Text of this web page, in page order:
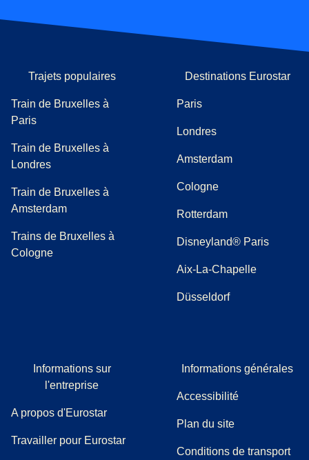
Trajets populaires
Train de Bruxelles à
Paris
Train de Bruxelles à
Londres
Train de Bruxelles à
Amsterdam
Trains de Bruxelles à
Cologne
Destinations Eurostar
Paris
Londres
Amsterdam
Cologne
Rotterdam
Disneyland® Paris
Aix-La-Chapelle
Düsseldorf
Informations sur
l'entreprise
A propos d'Eurostar
Travailler pour Eurostar
Informations générales
Accessibilité
Plan du site
Conditions de transport